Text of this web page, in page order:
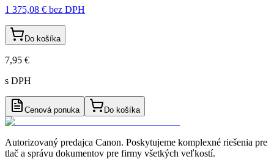
1 375,08 € bez DPH
Do košíka
7,95 €
s DPH
Cenová ponuka Do košíka
Autorizovaný predajca Canon. Poskytujeme komplexné riešenia pre
tlač a správu dokumentov pre firmy všetkých veľkostí.